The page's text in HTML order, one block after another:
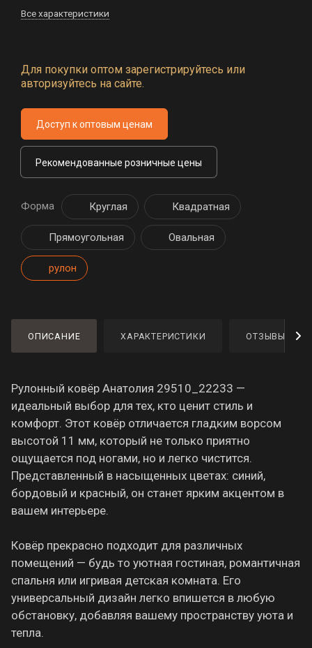
Все характеристики
Для покупки оптом зарегистрируйтесь или
авторизуйтесь на сайте.
Доступ к оптовым ценам
Рекомендованные розничные цены
Форма Круглая Квадратная
Прямоугольная Овальная
рулон
ОПИСАНИЕ ХАРАКТЕРИСТИКИ ОТЗЫВЫ
Рулонный ковёр Анатолия 29510_22233 —
идеальный выбор для тех, кто ценит стиль и
комфорт. Этот ковёр отличается гладким ворсом
высотой 11 мм, который не только приятно
ощущается под ногами, но и легко чистится.
Представленный в насыщенных цветах: синий,
бордовый и красный, он станет ярким акцентом в
вашем интерьере.
Ковёр прекрасно подходит для различных
помещений — будь то уютная гостиная, романтичная
спальня или игривая детская комната. Его
универсальный дизайн легко впишется в любую
обстановку, добавляя вашему пространству уюта и
тепла.